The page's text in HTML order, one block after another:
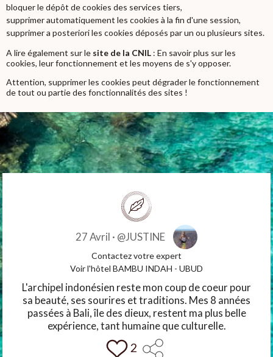
bloquer le dépôt de cookies des services tiers,
supprimer automatiquement les cookies à la fin d'une session,
supprimer a posteriori les cookies déposés par un ou plusieurs sites.
A lire également sur le site de la CNIL : En savoir plus sur les
cookies, leur fonctionnement et les moyens de s'y opposer.
Attention, supprimer les cookies peut dégrader le fonctionnement
de tout ou partie des fonctionnalités des sites !
27 Avril · @JUSTINE
Contactez votre expert
Voir l'hôtel BAMBU INDAH - UBUD
L'archipel indonésien reste mon coup de coeur pour
sa beauté, ses sourires et traditions. Mes 8 années
passées à Bali, île des dieux, restent ma plus belle
expérience, tant humaine que culturelle.
2